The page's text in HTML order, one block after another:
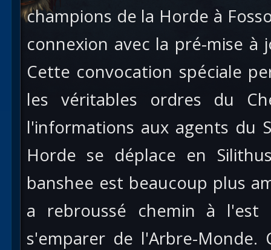
champions de la Horde à
connexion avec la pré-mise
Cette convocation spéciale
les véritables ordres du
l'informations aux agents du
Horde se déplace en
banshee est beaucoup plus
a rebroussé chemin à
s'emparer de l'Arbre-Monde.